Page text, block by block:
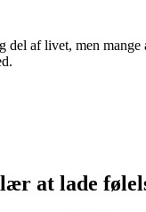
del af livet, men
at lade